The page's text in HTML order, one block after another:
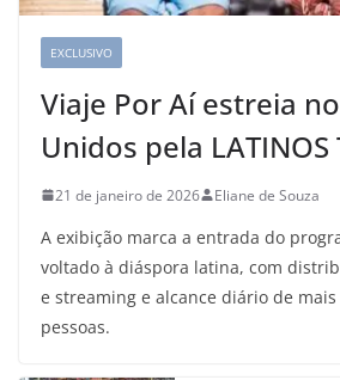
EXCLUSIVO
Viaje Por Aí estreia
Unidos pela LATINOS
21 de janeiro de 2026 Eliane de Souza
A exibição marca a entrada do
voltado à diáspora latina, com
e streaming e alcance diário de
pessoas.